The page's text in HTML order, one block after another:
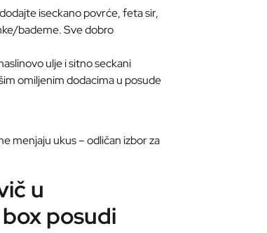
iseckano povrće, feta sir,
bademe. Sve dobro
ulje i sitno seckani
omiljenim dodacima u posude
menjaju ukus – odličan izbor za
u
posudi